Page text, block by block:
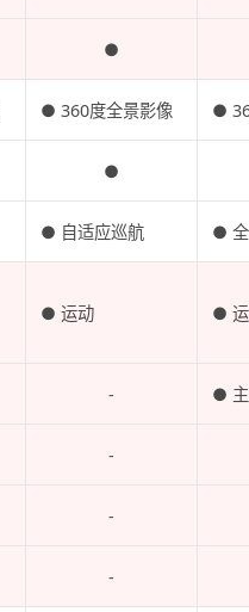
●
● 360度全景影像 ●
●
● 自适应巡航 ●
● 运动 ●
- ●
-
-
-